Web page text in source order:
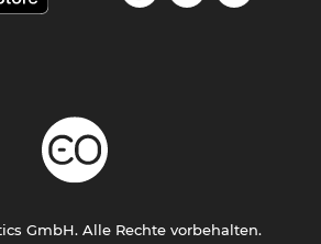
GmbH. Alle Rechte vorbehalten.